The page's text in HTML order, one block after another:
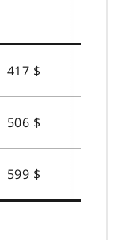
417 $
506 $
599 $